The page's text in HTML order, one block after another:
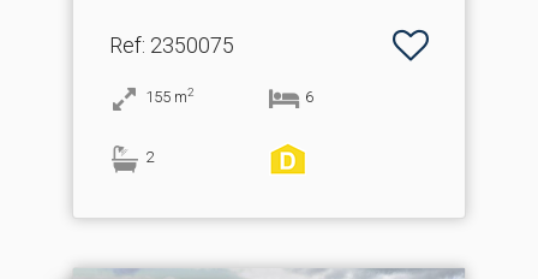
Ref: 2350075
155 m2 6
2